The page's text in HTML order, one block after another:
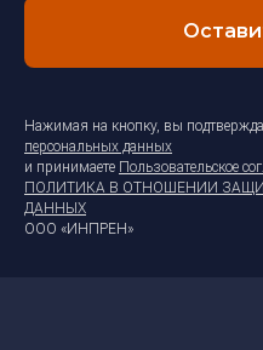
Нажимая на кнопку, вы
персональных данных
и принимаете Пользовательское
ПОЛИТИКА В ОТНОШЕНИИ
ДАННЫХ
ООО «ИНПРЕН»